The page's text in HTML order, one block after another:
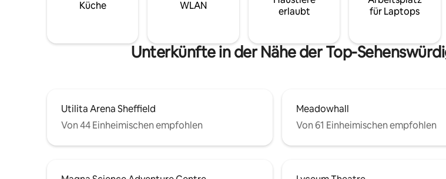
Küche WLAN
erlaubt
für Laptops
Unterkünfte in der Nähe der Top-
Utilita Arena Sheffield
Von 44 Einheimischen empfohlen
Meadowhall
Von 61 Einheimischen empfohlen